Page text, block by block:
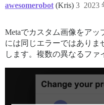
awesomerobot (Kris) 2023
3
Metaでカスタム画像をア
には同じエラーではありま
します。複数の異なるファ